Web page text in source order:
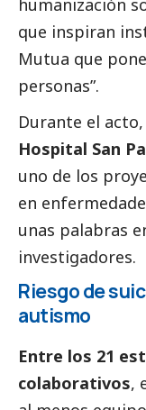
humanización
que inspiran
Mutua que
personas”.
Durante el
Hospital San
uno de los
en
unas palabras
investigadores.
Riesgo de
autismo
Entre los 21
colaborativos,